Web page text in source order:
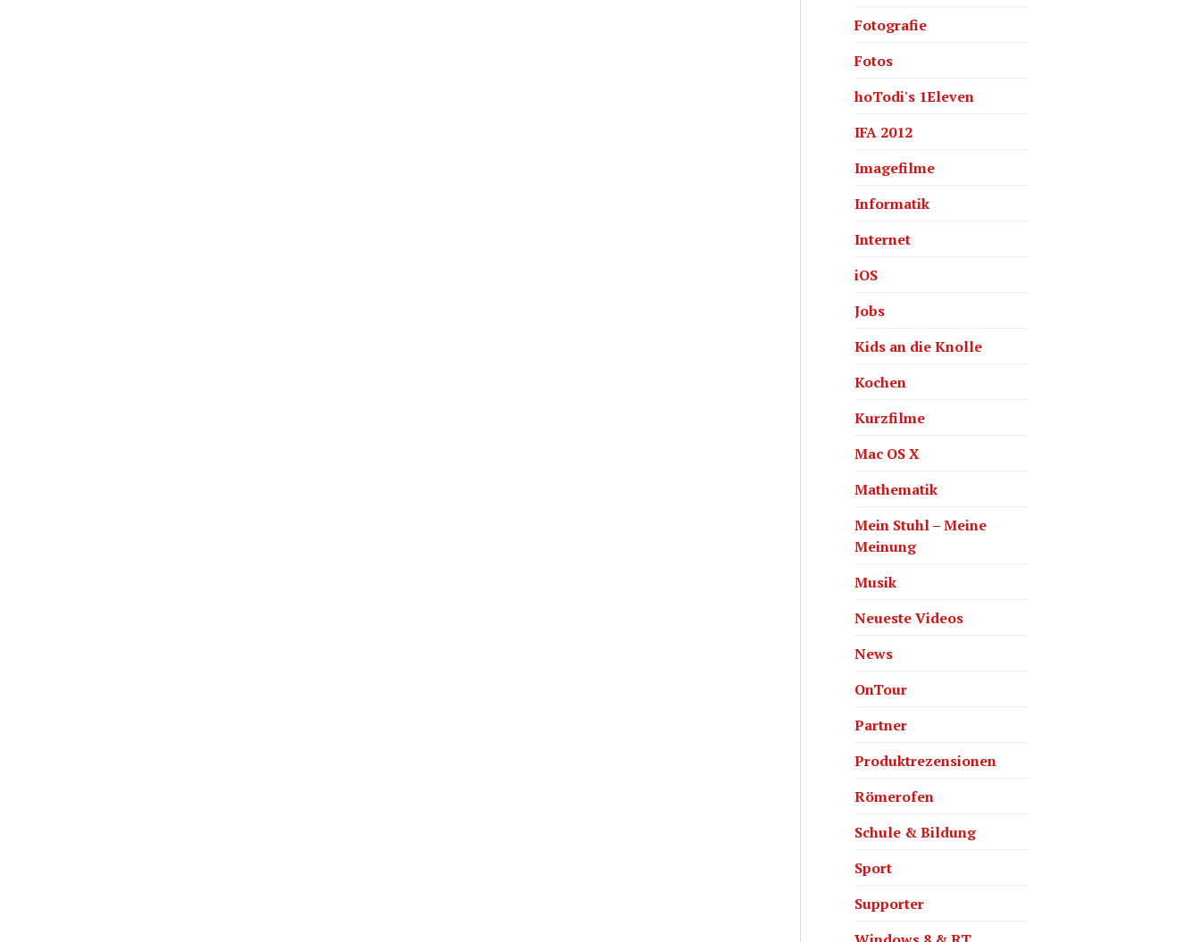
Fotografie
Fotos
hoTodi's 1Eleven
IFA 2012
Imagefilme
Informatik
Internet
iOS
Jobs
Kids an die Knolle
Kochen
Kurzfilme
Mac OS X
Mathematik
Mein Stuhl – Meine
Meinung
Musik
Neueste Videos
News
OnTour
Partner
Produktrezensionen
Römerofen
Schule & Bildung
Sport
Supporter